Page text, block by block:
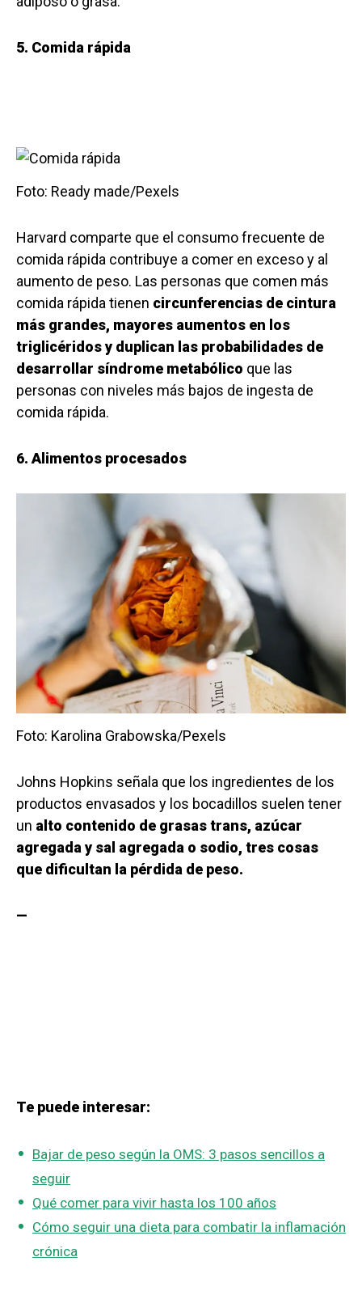
5. Comida rápida
Foto: Ready made/Pexels
Harvard comparte que el consumo frecuente de
comida rápida contribuye a comer en exceso y al
aumento de peso. Las personas que comen más
comida rápida tienen circunferencias de cintura
más grandes, mayores aumentos en los
triglicéridos y duplican las probabilidades de
desarrollar síndrome metabólico que las
personas con niveles más bajos de ingesta de
comida rápida.
6. Alimentos procesados
Foto: Karolina Grabowska/Pexels
Johns Hopkins señala que los ingredientes de los
productos envasados ​​y los bocadillos suelen tener
un alto contenido de grasas trans, azúcar
agregada y sal agregada o sodio, tres cosas
que dificultan la pérdida de peso.
—
Te puede interesar:
Bajar de peso según la OMS: 3 pasos sencillos a
seguir
Qué comer para vivir hasta los 100 años
Cómo seguir una dieta para combatir la inflamación
crónica